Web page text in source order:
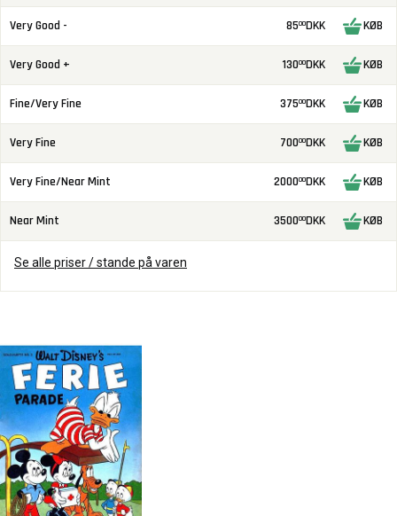
Very Good - 8500DKK KØB
Very Good + 13000DKK KØB
Fine/Very Fine 37500DKK KØB
Very Fine 70000DKK KØB
Very Fine/Near Mint 200000DKK KØB
Near Mint 350000DKK KØB
Se alle priser / stande på varen